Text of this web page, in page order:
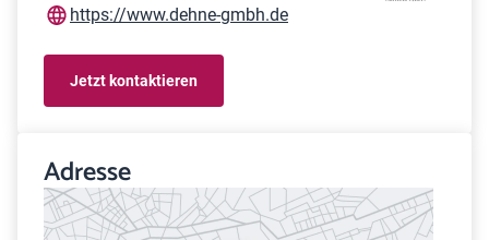
https://www.dehne-gmbh.de
Jetzt kontaktieren
Adresse